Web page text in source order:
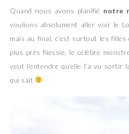
Quand nous avons planifié notre
voulions absolument aller voir le
mais au final, c’est surtout les
plus près Nessie, le célèbre
veut l’entendre qu’elle l’a vu sortir
qui sait